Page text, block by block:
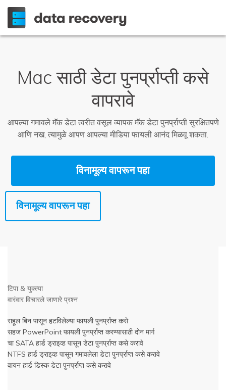
Mac साठी डेटा पुनर्प्राप्ती कसे
वापरावे
आपल्या गमावले मॅक डेटा त्वरीत वसूल व्यापक मॅक डेटा पुनर्प्राप्ती सुरक्षितपणे
आणि नख, त्यामुळे आपण आपल्या मीडिया फायली आनंद मिळवू शकता.
विनामूल्य वापरून पहा
विनामूल्य वापरून पहा
टिपा & युक्त्या
वारंवार विचारले जाणारे प्रश्न
राहूल बिन पासून हटविलेल्या फायली पुनर्प्राप्त कसे
सहज PowerPoint फायली पुनर्प्राप्त करण्यासाठी दोन मार्ग
चा SATA हार्ड ड्राइव्ह पासून डेटा पुनर्प्राप्त कसे करावे
NTFS हार्ड ड्राइव्ह पासून गमावलेला डेटा पुनर्प्राप्त कसे करावे
वायन हार्ड डिस्क डेटा पुनर्प्राप्त कसे करावे